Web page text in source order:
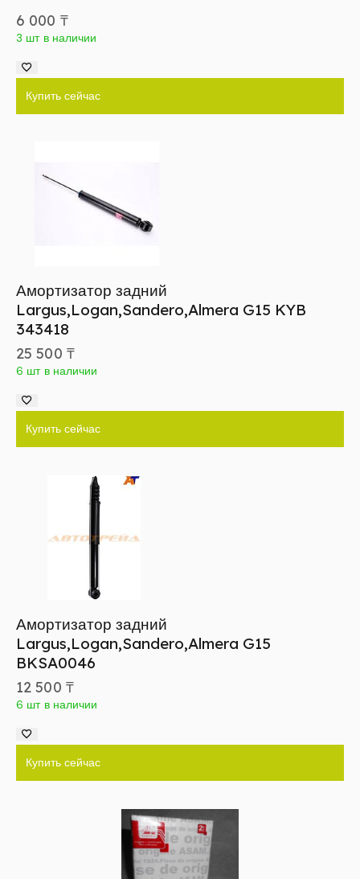
6 000 ₸
3 шт в наличии
Купить сейчас
Амортизатор задний
Largus,Logan,Sandero,Almera G15 KYB
343418
25 500 ₸
6 шт в наличии
Купить сейчас
Амортизатор задний
Largus,Logan,Sandero,Almera G15
BKSA0046
12 500 ₸
6 шт в наличии
Купить сейчас